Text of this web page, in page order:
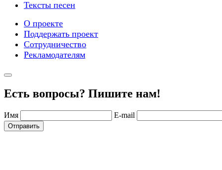
Тексты песен
О проекте
Поддержать проект
Сотрудничество
Рекламодателям
Есть вопросы? Пишите нам!
Имя E-mail